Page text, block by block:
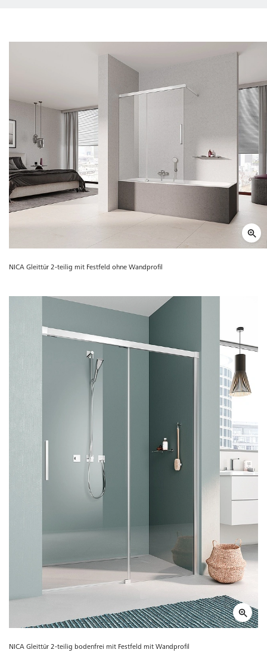
NICA Gleittür 2-teilig bodenfrei mit Festfeld mit Wandprofil
NICA Gleittür 2-teilig mit Festfeld ohne Wandprofil